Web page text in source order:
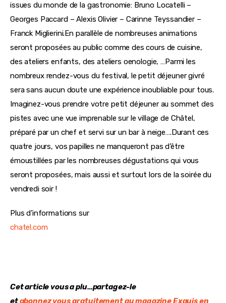
issues du monde de la gastronomie: Bruno Locatelli –
Georges Paccard – Alexis Olivier – Carinne Teyssandier –
Franck Miglierini.En parallèle de nombreuses animations
seront proposées au public comme des cours de cuisine,
des ateliers enfants, des ateliers oenologie, …Parmi les
nombreux rendez-vous du festival, le petit déjeuner givré
sera sans aucun doute une expérience inoubliable pour tous.
Imaginez-vous prendre votre petit déjeuner au sommet des
pistes avec une vue imprenable sur le village de Châtel,
préparé par un chef et servi sur un bar à neige….Durant ces
quatre jours, vos papilles ne manqueront pas d’être
émoustillées par les nombreuses dégustations qui vous
seront proposées, mais aussi et surtout lors de la soirée du
vendredi soir !
Plus d’informations sur
chatel.com
Cet article vous a plu…partagez-le
et abonnez vous gratuitement au magazine Exquis en